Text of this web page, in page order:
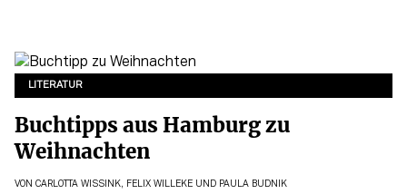
LITERATUR
Buchtipps aus Hamburg zu
Weihnachten
VON CARLOTTA WISSINK , FELIX WILLEKE UND PAULA BUDNIK